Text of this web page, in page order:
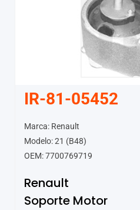
IR-81-05452
Marca: Renault
Modelo: 21 (B48)
OEM: 7700769719
Renault
Soporte Motor